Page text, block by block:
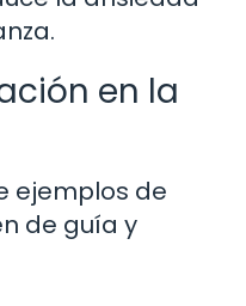
en la
ejemplos de
de guía y